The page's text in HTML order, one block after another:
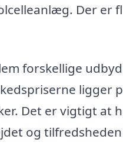
Der er
forskellige
ligger
Det er vigtigt at
og